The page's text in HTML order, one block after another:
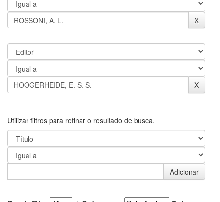
Utilizar filtros para refinar o resultado de busca.